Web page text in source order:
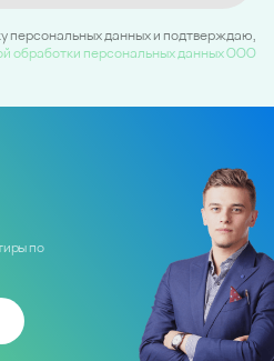
персональных данных и подтверждаю,
обработки персональных данных ООО
по